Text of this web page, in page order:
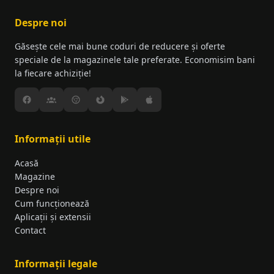
Despre noi
Găsește cele mai bune coduri de reducere și oferte
speciale de la magazinele tale preferate. Economisim bani
la fiecare achiziție!
Informații utile
Acasă
Magazine
Despre noi
Cum funcționează
Aplicații și extensii
Contact
Informații legale